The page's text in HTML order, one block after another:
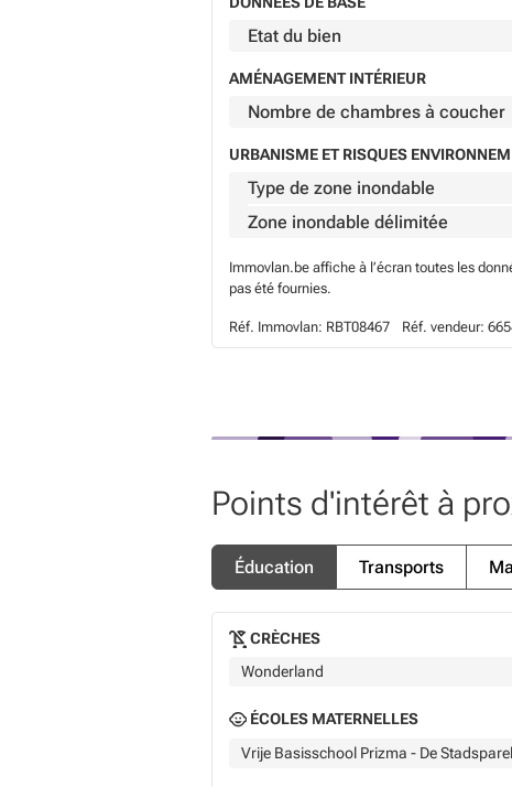
Etat du bien
AMÉNAGEMENT INTÉRIEUR
Nombre de chambres à coucher
URBANISME ET RISQUES
Type de zone inondable
Zone inondable délimitée
Immovlan.be affiche à l’écran toutes les
pas été fournies.
Réf. Immovlan: RBT08467 Réf. vendeur:
Points d'intérêt à
Éducation Transports
CRÈCHES
Wonderland
ÉCOLES MATERNELLES
Vrije Basisschool Prizma - De Stadsparel